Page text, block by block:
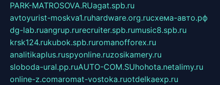
PARK-MATROSOVA.RUagat.spb.ru
avtoyurist-moskva1.ruhardware.org.ruсхема-авто.рф
dg-lab.ruangrup.rurecruiter.spb.rumusic8.spb.ru
krsk124.rukubok.spb.ruromanofforex.ru
analitikaplus.ruspyonline.ruzosikamery.ru
sloboda-ural.pp.ruAUTO-COM.SUhohota.netalimy.ru
online-z.comaromat-vostoka.ruotdelkaexp.ru